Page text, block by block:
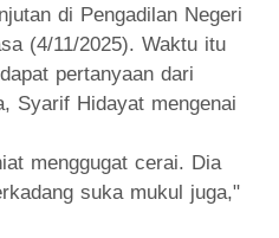
di Pengadilan Negeri
(4/11/2025). Waktu itu
pertanyaan dari
Syarif Hidayat mengenai
menggugat cerai. Dia
suka mukul juga,"